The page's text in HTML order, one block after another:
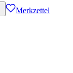
Merkzettel